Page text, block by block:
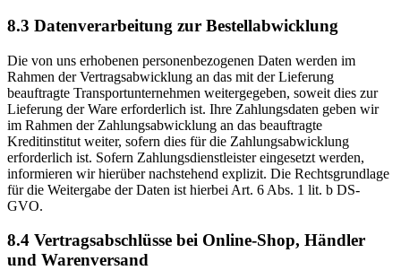
8.3 Datenverarbeitung zur Bestellabwicklung
Die von uns erhobenen personenbezogenen Daten werden im
Rahmen der Vertragsabwicklung an das mit der Lieferung
beauftragte Transportunternehmen weitergegeben, soweit dies zur
Lieferung der Ware erforderlich ist. Ihre Zahlungsdaten geben wir
im Rahmen der Zahlungsabwicklung an das beauftragte
Kreditinstitut weiter, sofern dies für die Zahlungsabwicklung
erforderlich ist. Sofern Zahlungsdienstleister eingesetzt werden,
informieren wir hierüber nachstehend explizit. Die Rechtsgrundlage
für die Weitergabe der Daten ist hierbei Art. 6 Abs. 1 lit. b DS-
GVO.
8.4 Vertragsabschlüsse bei Online-Shop, Händler
und Warenversand